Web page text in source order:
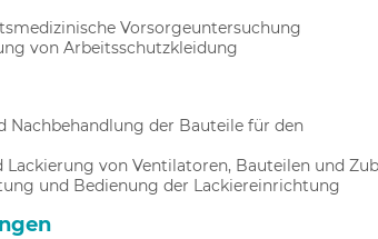
Vorsorgeuntersuchung
von Arbeitsschutzkleidung
Nachbehandlung der Bauteile für den
von Ventilatoren, Bauteilen und
und Bedienung der Lackiereinrichtung